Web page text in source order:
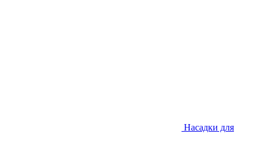
Насадки для